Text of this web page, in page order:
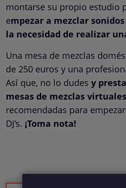
montarse su propio estudio
empezar a mezclar
la necesidad de realizar
Una mesa de mezclas
de 250 euros y una
Así que, no lo dudes y
mesas de mezclas
recomendadas para
DJ’s. ¡Toma nota!